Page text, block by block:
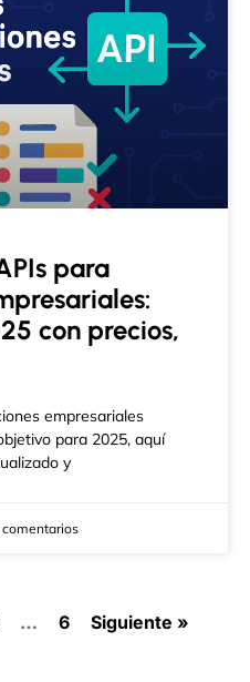
para
con precios,
empresariales
para 2025, aquí
y
comentarios
… 6 Siguiente »